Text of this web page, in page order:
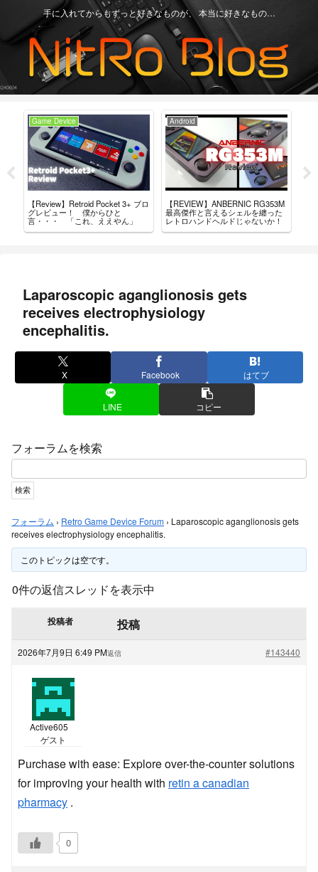
手に入れてからもずっと好きなものが、 本当に好きなもの…
Game Device
【Review】Retroid Pocket 3+ ブロ
グレビュー！ 僕からひと
言・・・ 「これ、ええやん」
Android
【REVIEW】ANBERNIC RG353M
最高傑作と言えるシェルを纏った
レトロハンドヘルドじゃないか！
Laparoscopic aganglionosis gets
receives electrophysiology
encephalitis.
X Facebook はてブ
LINE コピー
フォーラムを検索
フォーラム › Retro Game Device Forum › Laparoscopic aganglionosis gets
receives electrophysiology encephalitis.
このトピックは空です。
0件の返信スレッドを表示中
投稿者 投稿
2026年7月9日 6:49 PM #143440
返信
Active605
ゲスト
Purchase with ease: Explore over-the-counter solutions
for improving your health with retin a canadian
pharmacy .
0